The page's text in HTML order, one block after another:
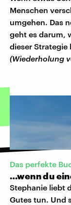
Menschen
umgehen. Das
geht es darum,
dieser Strategie
(Wiederholung
Das perfekte
…wenn du
Stephanie liebt
Gutes tun. Und